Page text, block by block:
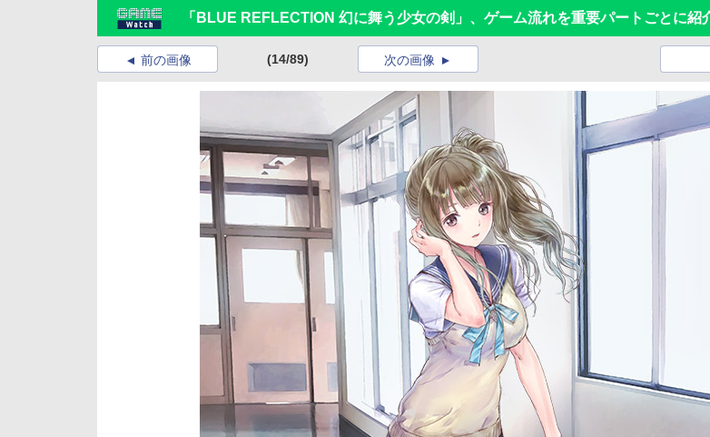
「BLUE REFLECTION 幻に舞う少女の剣」、ゲーム流れを重要パートごとに紹
前の画像 (14/89) 次の画像